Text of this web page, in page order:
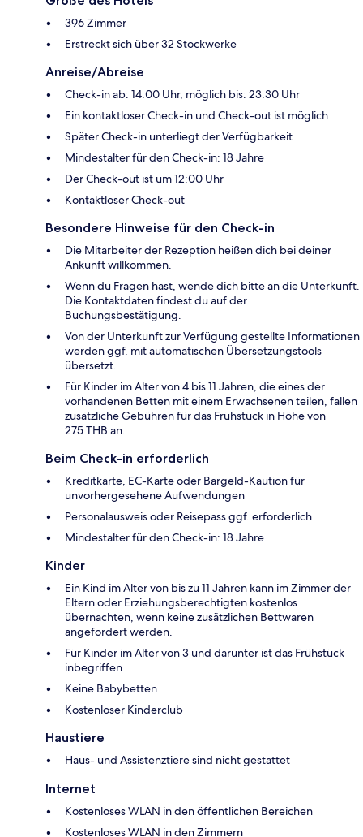
396 Zimmer
Erstreckt sich über 32 Stockwerke
Anreise/Abreise
Check-in ab: 14:00 Uhr, möglich bis: 23:30 Uhr
Ein kontaktloser Check-in und Check-out ist möglich
Später Check-in unterliegt der Verfügbarkeit
Mindestalter für den Check-in: 18 Jahre
Der Check-out ist um 12:00 Uhr
Kontaktloser Check-out
Besondere Hinweise für den Check-in
Die Mitarbeiter der Rezeption heißen dich bei deiner
Ankunft willkommen.
Wenn du Fragen hast, wende dich bitte an die Unterkunft.
Die Kontaktdaten findest du auf der
Buchungsbestätigung.
Von der Unterkunft zur Verfügung gestellte Informationen
werden ggf. mit automatischen Übersetzungstools
übersetzt.
Für Kinder im Alter von 4 bis 11 Jahren, die eines der
vorhandenen Betten mit einem Erwachsenen teilen, fallen
zusätzliche Gebühren für das Frühstück in Höhe von
275 THB an.
Beim Check-in erforderlich
Kreditkarte, EC-Karte oder Bargeld-Kaution für
unvorhergesehene Aufwendungen
Personalausweis oder Reisepass ggf. erforderlich
Mindestalter für den Check-in: 18 Jahre
Kinder
Ein Kind im Alter von bis zu 11 Jahren kann im Zimmer der
Eltern oder Erziehungsberechtigten kostenlos
übernachten, wenn keine zusätzlichen Bettwaren
angefordert werden.
Für Kinder im Alter von 3 und darunter ist das Frühstück
inbegriffen
Keine Babybetten
Kostenloser Kinderclub
Haustiere
Haus- und Assistenztiere sind nicht gestattet
Internet
Kostenloses WLAN in den öffentlichen Bereichen
Kostenloses WLAN in den Zimmern